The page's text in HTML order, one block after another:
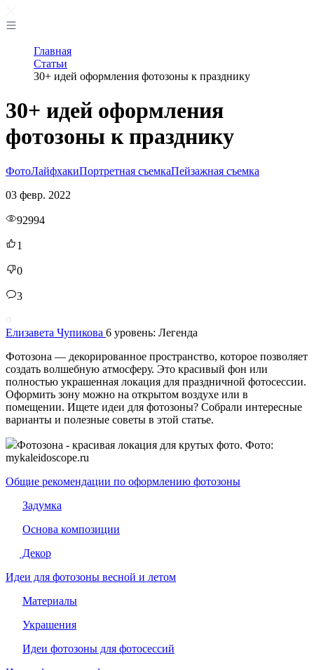
Главная
Статьи
30+ идей оформления фотозоны к празднику
30+ идей оформления
фотозоны к празднику
ФотоЛайфхакиПортретная съемкаПейзажная съемка
03 февр. 2022
92994
1
0
3
Елизавета Чупикова 6 уровень: Легенда
Фотозона — декорированное пространство, которое позволяет
создать волшебную атмосферу. Это красивый фон или
полностью украшенная локация для праздничной фотосессии.
Оформить зону можно на открытом воздухе или в
помещении. Ищете идеи для фотозоны? Собрали интересные
варианты и полезные советы в этой статье.
Фотозона - красивая локация для крутых фото. Фото:
mykaleidoscope.ru
Общие рекомендации по оформлению фотозоны
Задумка
Основа композиции
Декор
Идеи для фотозоны весной и летом
Материалы
Украшения
Идеи фотозоны для фотосессий